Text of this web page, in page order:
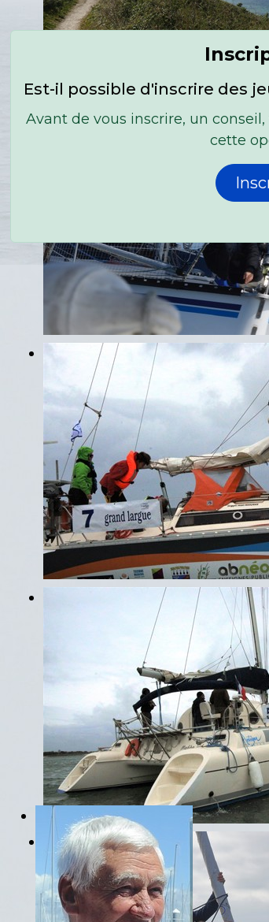
Est-il possible d'inscrire des
Avant de vous inscrire, un
cette